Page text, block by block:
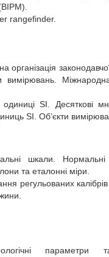
rangefinder.
SI. Десяткові
SI. Об’єкти
шкали. Нормальні
та еталонні міри.
регульованих
параметри та